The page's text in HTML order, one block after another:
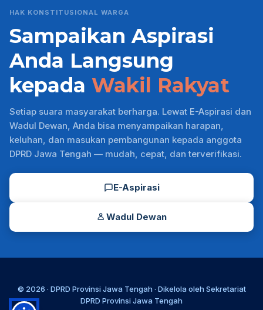
HAK KONSTITUSIONAL WARGA
Sampaikan Aspirasi
Anda Langsung
kepada Wakil Rakyat
Setiap suara masyarakat berharga. Lewat E-Aspirasi dan
Wadul Dewan, Anda bisa menyampaikan harapan,
keluhan, dan masukan pembangunan kepada anggota
DPRD Jawa Tengah — mudah, cepat, dan terverifikasi.
E-Aspirasi
Wadul Dewan
© 2026 · DPRD Provinsi Jawa Tengah · Dikelola oleh Sekretariat
DPRD Provinsi Jawa Tengah